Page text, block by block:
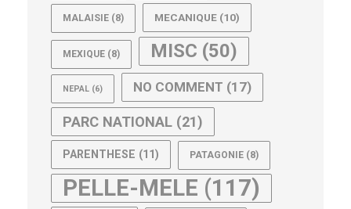
MALAISIE (8) MECANIQUE (10)
MEXIQUE (8) MISC (50)
NEPAL (6) NO COMMENT (17)
PARC NATIONAL (21)
PARENTHESE (11) PATAGONIE (8)
PELLE-MELE (117)